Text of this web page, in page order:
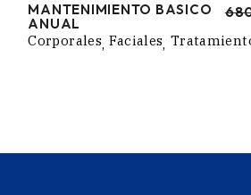
MANTENIMIENTO BASICO
ANUAL
EL
EL
Corporales Faciales